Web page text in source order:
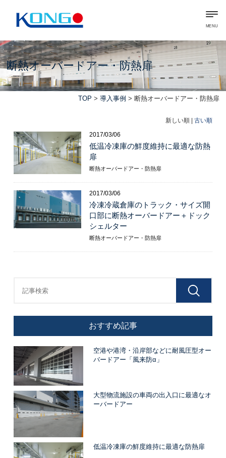
MENU
断熱オーバードアー・防熱扉
TOP > 導入事例 > 断熱オーバードアー・防熱扉
新しい順 |古い順
2017/03/06
低温冷凍庫の鮮度維持に最適な防熱
扉
断熱オーバードアー・防熱扉
2017/03/06
冷凍冷蔵倉庫のトラック・サイズ開
口部に断熱オーバードアー＋ドック
シェルター
断熱オーバードアー・防熱扉
おすすめ記事
空港や港湾・沿岸部などに耐風圧型オー
バードアー「風来防α」
大型物流施設の車両の出入口に最適なオ
ーバードアー
低温冷凍庫の鮮度維持に最適な防熱扉